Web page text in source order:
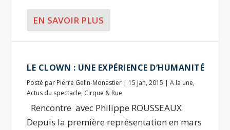
EN SAVOIR PLUS
LE CLOWN : UNE EXPÉRIENCE D’HUMANITÉ
Posté par Pierre Gelin-Monastier | 15 Jan, 2015 |A la une,
Actus du spectacle, Cirque & Rue
Rencontre avec Philippe ROUSSEAUX
Depuis la première représentation en mars